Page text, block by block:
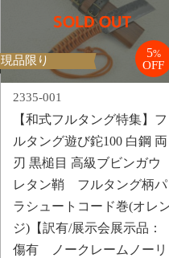
現品限り
5%
OFF
2335-001
【和式フルタング特集】フ
ルタング遊び鉈100 白鋼 両
刃 黒槌目 高級ブビンガウ
レタン鞘 フルタング柄パ
ラシュートコード巻(オレ
ジ)【訳有/展示会展示品：
傷有 ノークレームノーリ